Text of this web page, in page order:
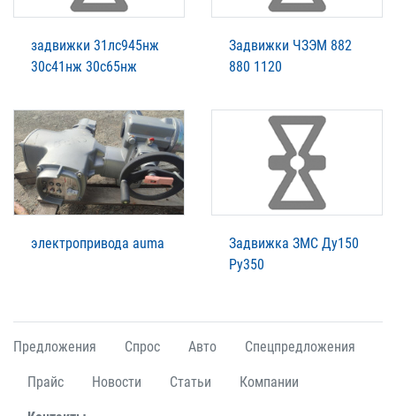
задвижки 31лс945нж
30с41нж 30с65нж
Задвижки ЧЗЭМ 882
880 1120
электропривода auma
Задвижка ЗМС Ду150
Ру350
Предложения Спрос Авто Спецпредложения
Прайс Новости Статьи Компании